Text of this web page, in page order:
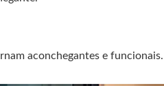
aconchegantes e funcionais.